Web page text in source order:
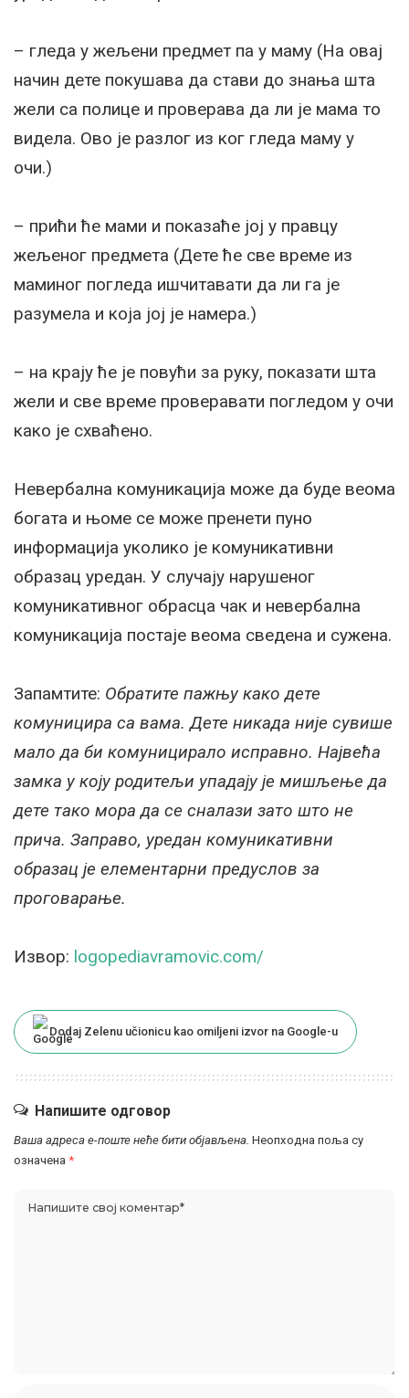
– гледа у жељени предмет па у маму (На овај
начин дете покушава да стави до знања шта
жели са полице и проверава да ли је мама то
видела. Ово је разлог из ког гледа маму у
очи.)
– прићи ће мами и показаће јој у правцу
жељеног предмета (Дете ће све време из
маминог погледа ишчитавати да ли га је
разумела и која јој је намера.)
– на крају ће је повући за руку, показати шта
жели и све време проверавати погледом у очи
како је схваћено.
Невербална комуникација може да буде веома
богата и њоме се може пренети пуно
информација уколико је комуникативни
образац уредан. У случају нарушеног
комуникативног обрасца чак и невербална
комуникација постаје веома сведена и сужена.
Запамтите: Обратите пажњу како дете
комуницира са вама. Дете никада није сувише
мало да би комуницирало исправно. Највећа
замка у коју родитељи упадају је мишљење да
дете тако мора да се сналази зато што не
прича. Заправо, уредан комуникативни
образац је елементарни предуслов за
проговарање.
Извор: logopediavramovic.com/
Dodaj Zelenu učionicu kao omiljeni izvor na Google-u
Напишите одговор
Ваша адреса е-поште неће бити објављена. Неопходна поља су
означена *